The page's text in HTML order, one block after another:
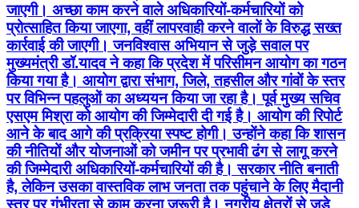
जाएगी। अच्छा काम करने वाले अधिकारियों-कर्मचारियों को
प्रोत्साहित किया जाएगा, वहीं लापरवाही करने वालों के विरुद्ध सख्त
कार्रवाई की जाएगी। जनविश्वास अभियान से जुड़े सवाल पर
मुख्यमंत्री डॉ.यादव ने कहा कि प्रदेश में परिसीमन आयोग का गठन
किया गया है। आयोग द्वारा संभाग, जिले, तहसील और गांवों के स्तर
पर विभिन्न पहलुओं का अध्ययन किया जा रहा है। पूर्व मुख्य सचिव
एसएम मिश्रा को आयोग की जिम्मेदारी दी गई है। आयोग की रिपोर्ट
आने के बाद आगे की प्रक्रिया स्पष्ट होगी। उन्होंने कहा कि शासन
की नीतियों और योजनाओं को जमीन पर प्रभावी ढंग से लागू करने
की जिम्मेदारी अधिकारियों-कर्मचारियों की है। सरकार नीति बनाती
है, लेकिन उसका वास्तविक लाभ जनता तक पहुंचाने के लिए मैदानी